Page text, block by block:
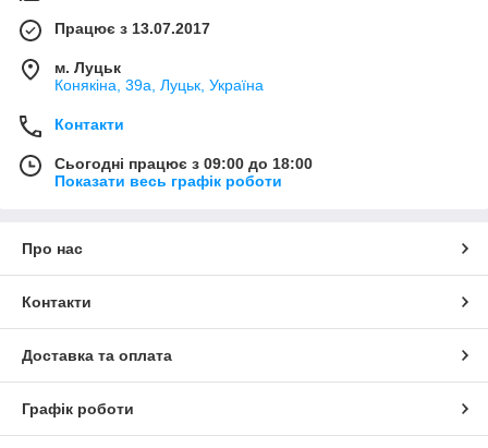
Працює з 13.07.2017
м. Луцьк
Конякіна, 39а, Луцьк, Україна
Контакти
Сьогодні працює з 09:00 до 18:00
Показати весь графік роботи
Про нас
Контакти
Доставка та оплата
Графік роботи